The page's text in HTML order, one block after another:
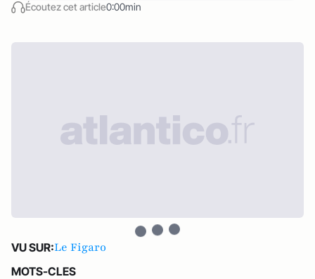
Écoutez cet article0:00min
VU SUR:Le Figaro
MOTS-CLES